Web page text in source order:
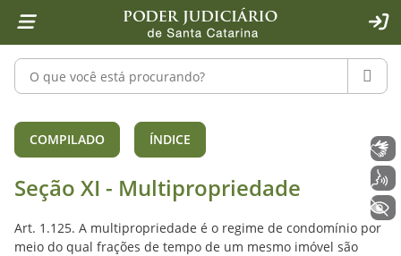
1 Ir para o conteúdo
2 Ir para a ferramenta de acessibilidade - Rybená
4 Ir para o menu principal
5 Ir para a pesquisa
6 Ir para o rodapé
7 Ir para a página inicial
Pesquisar no portal
Seção XI - Multipropriedade (arts.
COMPILADO ÍNDICE
Seção XI - Multipropriedade
Art. 1.125. A multipropriedade é o regime de condomínio por
meio do qual frações de tempo de um mesmo imóvel são